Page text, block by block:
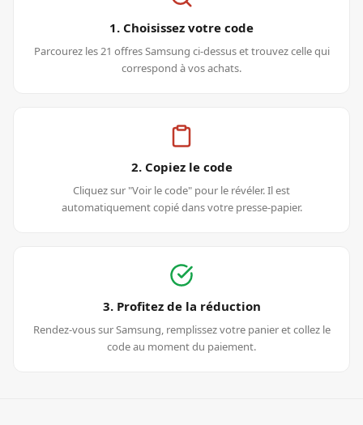
1. Choisissez votre code
Parcourez les 21 offres Samsung ci-dessus et trouvez celle qui
correspond à vos achats.
2. Copiez le code
Cliquez sur "Voir le code" pour le révéler. Il est
automatiquement copié dans votre presse-papier.
3. Profitez de la réduction
Rendez-vous sur Samsung, remplissez votre panier et collez le
code au moment du paiement.